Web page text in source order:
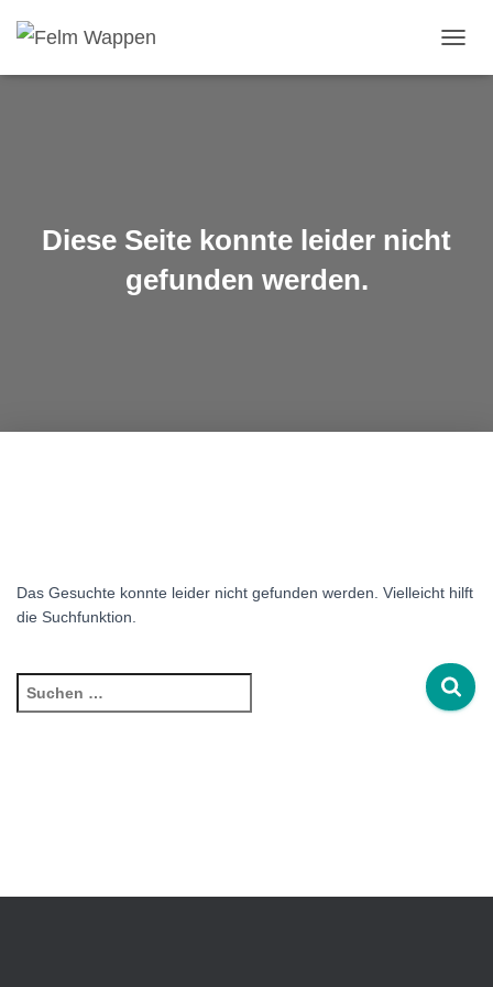
Diese Seite konnte leider nicht
gefunden werden.
Das Gesuchte konnte leider nicht gefunden werden. Vielleicht hilft
die Suchfunktion.
Suchen
nach: